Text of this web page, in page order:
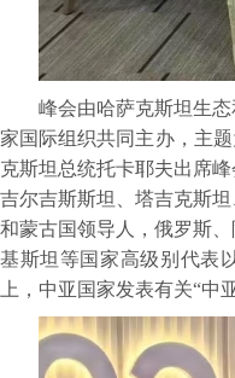
峰会由哈萨克斯坦生
家国际组织共同主办，主
克斯坦总统托卡耶夫出席
吉尔吉斯斯坦、塔吉克斯
和蒙古国领导人，俄罗斯
基斯坦等国家高级别代表
上，中亚国家发表有关“中